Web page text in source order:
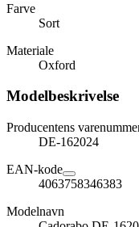
Farve
Sort
Materiale
Oxford
Modelbeskrivelse
Producentens
DE-162024
EAN-kode
4063758346383
Modelnavn